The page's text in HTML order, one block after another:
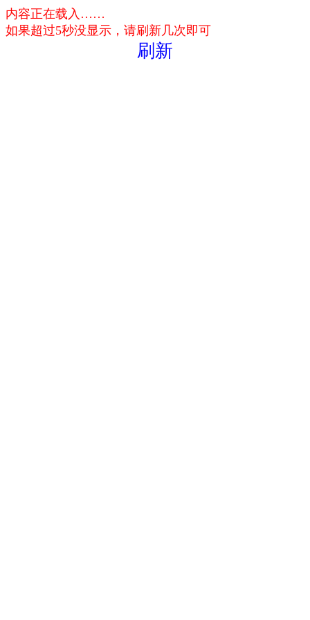
内容正在载入……
如果超过5秒没显示，请刷新几次即可
刷新